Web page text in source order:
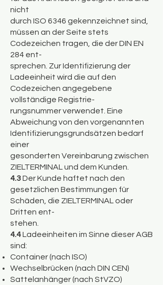
nicht
durch ISO 6346 gekennzeichnet sind,
müssen an der Seite stets
Codezeichen tragen, die der DIN EN
284 ent-
sprechen. Zur Identifizierung der
Ladeeinheit wird die auf den
Codezeichen angegebene
vollständige Registrie-
rungsnummer verwendet. Eine
Abweichung von den vorgenannten
Identifizierungsgrundsätzen bedarf
einer
gesonderten Vereinbarung zwischen
ZIELTERMINAL und dem Kunden.
4.3Der Kunde haftet nach den
gesetzlichen Bestimmungen für
Schäden, die ZIELTERMINAL oder
Dritten ent-
stehen.
4.4Ladeeinheiten im Sinne dieser AGB
sind:
Container (nach ISO)
Wechselbrücken (nach DIN CEN)
Sattelanhänger (nach StVZO)